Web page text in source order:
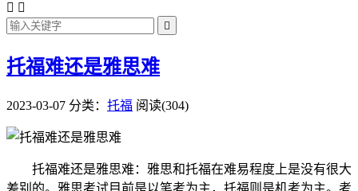
 

托福难还是雅思难
2023-03-07 分类： 托福 阅读(304)
托福难还是雅思难：雅思和托福在难易程度上是没有很大
差别的。雅思考试目前是以笔考为主，托福则是机考为主。考